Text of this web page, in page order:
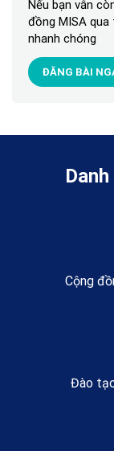
Nếu bạn vẫn
đồng MISA
nhanh chóng
ĐĂNG BÀI
Cộng
Đào